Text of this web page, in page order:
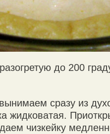
до 200
сразу из
жидковатая.
чизкейку